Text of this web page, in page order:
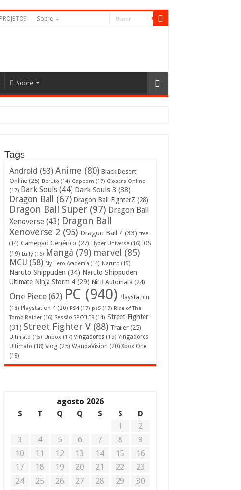
PROJETOS Sobre
Sobre
Tags
Android (53) Anime (80) Black Desert
Online(25) Boruto (14) Capcom (17) Closers Online
(17) Dark Souls(44) Dark Souls 3 (38)
Dragon Ball (67) Dragon Ball FighterZ (28)
Dragon Ball Super(97) Dragon Ball
Xenoverse (43) Dragon Ball
Xenoverse 2 (95) Dragon Ball Z (33) free
(14) Gamepad Genérico (27) Hyper Universe(16) iOS
(19) Luffy(16) Mangá (79) marvel (85)
MCU (58) My Hero Academia (14) Naruto (15)
Naruto Shippuden (34) Naruto Shippuden
Ultimate Ninja Storm 4(29) NiER Automata (24)
One Piece(62) PC (940) Playstation
(18) Playstation 4(20) PS4(17) ps5(17) Rise of The
Tomb Raider(16) Sessão SPOILER(14) Street Fighter
(31) Street Fighter V(88) Trailer(25)
Ultimato (15) Unbox(17) Vingadores(19) Vingadores
Ultimato (18) Vlog (25) WandaVision (20) Xbox One
(18)
agosto 2026
S
T Q Q S S
D
1
2
3
4 5 6 7 8
9
10
11 12 13 14 15
16
17
18 19 20 21 22
23
24
25 26 27 28 29
30